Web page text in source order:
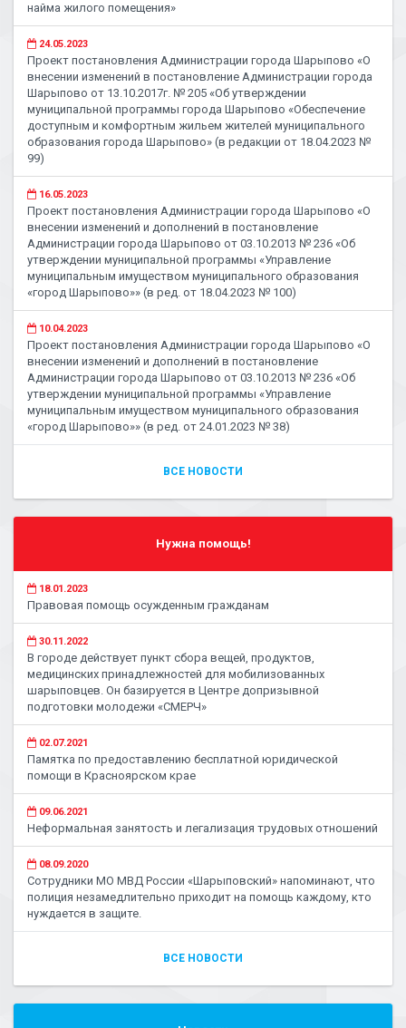
найма жилого помещения»
24.05.2023
Проект постановления Администрации города Шарыпово «О
внесении изменений в постановление Администрации города
Шарыпово от 13.10.2017г. № 205 «Об утверждении
муниципальной программы города Шарыпово «Обеспечение
доступным и комфортным жильем жителей муниципального
образования города Шарыпово» (в редакции от 18.04.2023 №
99)
16.05.2023
Проект постановления Администрации города Шарыпово «О
внесении изменений и дополнений в постановление
Администрации города Шарыпово от 03.10.2013 № 236 «Об
утверждении муниципальной программы «Управление
муниципальным имуществом муниципального образования
«город Шарыпово»» (в ред. от 18.04.2023 № 100)
10.04.2023
Проект постановления Администрации города Шарыпово «О
внесении изменений и дополнений в постановление
Администрации города Шарыпово от 03.10.2013 № 236 «Об
утверждении муниципальной программы «Управление
муниципальным имуществом муниципального образования
«город Шарыпово»» (в ред. от 24.01.2023 № 38)
ВСЕ НОВОСТИ
Нужна помощь!
18.01.2023
Правовая помощь осужденным гражданам
30.11.2022
В городе действует пункт сбора вещей, продуктов,
медицинских принадлежностей для мобилизованных
шарыповцев. Он базируется в Центре допризывной
подготовки молодежи «СМЕРЧ»
02.07.2021
Памятка по предоставлению бесплатной юридической
помощи в Красноярском крае
09.06.2021
Неформальная занятость и легализация трудовых отношений
08.09.2020
Сотрудники МО МВД России «Шарыповский» напоминают, что
полиция незамедлительно приходит на помощь каждому, кто
нуждается в защите.
ВСЕ НОВОСТИ